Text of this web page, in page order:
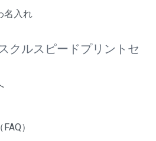
名入れ
クルスピードプリントセ
）